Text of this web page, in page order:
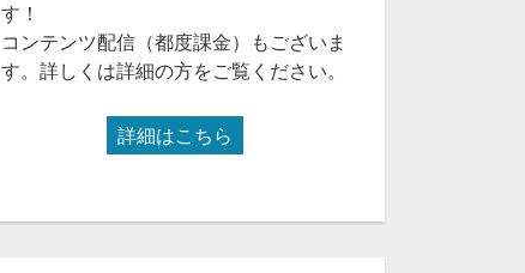
す！
コンテンツ配信（都度課金）もございま
す。詳しくは詳細の方をご覧ください。
詳細はこちら